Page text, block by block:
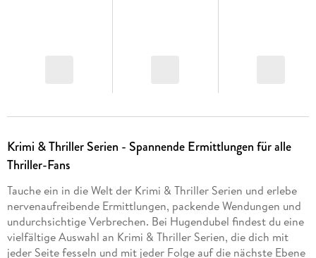
Krimi & Thriller Serien - Spannende Ermittlungen für alle
Thriller-Fans
Tauche ein in die Welt der Krimi & Thriller Serien und erlebe
nervenaufreibende Ermittlungen, packende Wendungen und
undurchsichtige Verbrechen. Bei Hugendubel findest du eine
vielfältige Auswahl an Krimi & Thriller Serien, die dich mit
jeder Seite fesseln und mit jeder Folge auf die nächste Ebene